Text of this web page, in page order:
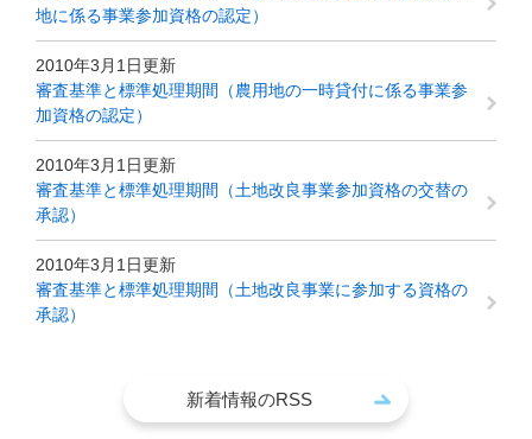
地に係る事業参加資格の認定）
2010年3月1日更新
審査基準と標準処理期間（農用地の一時貸付に係る事業参
加資格の認定）
2010年3月1日更新
審査基準と標準処理期間（土地改良事業参加資格の交替の
承認）
2010年3月1日更新
審査基準と標準処理期間（土地改良事業に参加する資格の
承認）
新着情報のRSS